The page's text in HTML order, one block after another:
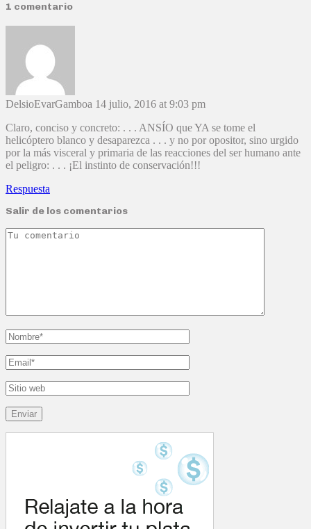
1 comentario
DelsioEvarGamboa 14 julio, 2016 at 9:03 pm
Claro, conciso y concreto: . . . ANSÍO que YA se tome el
helicóptero blanco y desaparezca . . . y no por opositor, sino urgido
por la más visceral y primaria de las reacciones del ser humano ante
el peligro: . . . ¡El instinto de conservación!!!
Respuesta
Salir de los comentarios